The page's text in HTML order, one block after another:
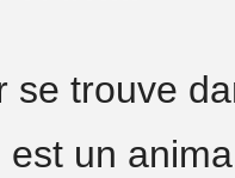
se trouve
est un